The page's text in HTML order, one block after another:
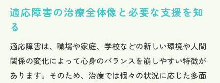
適応障害の治るきっかけと経過観察の重要
適応障害の治療期間は個別性が高い理由
治療中に出る適応障害の症状の波と対策法
現実的な復職は適応障害のどこで判断する？
適応障害の治療全体像と必要な支援を知
る
適応障害は、職場や家庭、学校などの新しい環境や人間
関係の変化によって心身のバランスを崩しやすい特徴が
あります。そのため、治療では個々の状況に応じた多面